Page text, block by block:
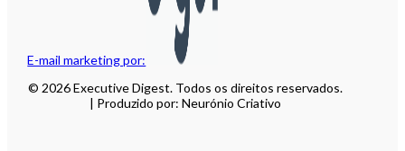
E-mail marketing por:
© 2026 Executive Digest. Todos os direitos reservados.
| Produzido por: Neurónio Criativo